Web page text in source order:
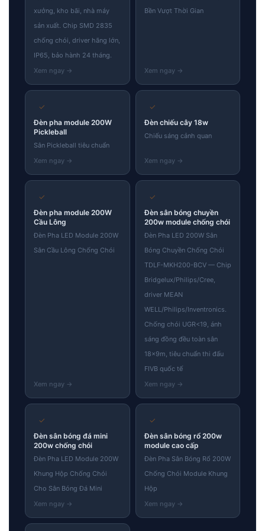
xưởng, kho bãi, nhà máy
sản xuất. Chip SMD 2835
chống chói, driver hãng lớn,
IP65, bảo hành 24 tháng.
Bền Vượt Thời Gian
✓
Đèn pha module 200W
Pickleball
Sân Pickleball tiêu chuẩn
✓
Đèn chiếu cây 18w
Chiếu sáng cảnh quan
✓
Đèn pha module 200W
Cầu Lông
Đèn Pha LED Module 200W
Sân Cầu Lông Chống Chói
✓
Đèn sân bóng chuyền
200w module chống chói
Đèn Pha LED 200W Sân
Bóng Chuyền Chống Chói
TDLF-MKH200-BCV — Chip
Bridgelux/Philips/Cree,
driver MEAN
WELL/Philips/Inventronics.
Chống chói UGR<19, ánh
sáng đồng đều toàn sân
18×9m, tiêu chuẩn thi đấu
FIVB quốc tế
✓
Đèn sân bóng đá mini
200w chống chói
Đèn Pha LED Module 200W
Khung Hộp Chống Chói
Cho Sân Bóng Đá Mini
✓
Đèn sân bóng rổ 200w
module cao cấp
Đèn Pha Sân Bóng Rổ 200W
Chống Chói Module Khung
Hộp